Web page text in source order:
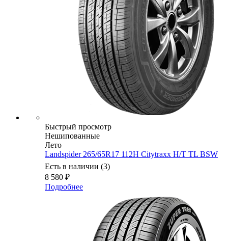
Быстрый просмотр
Нешипованные
Лето
Landspider 265/65R17 112H Citytraxx H/T TL BSW
Есть в наличии (3)
8 580 ₽
Подробнее